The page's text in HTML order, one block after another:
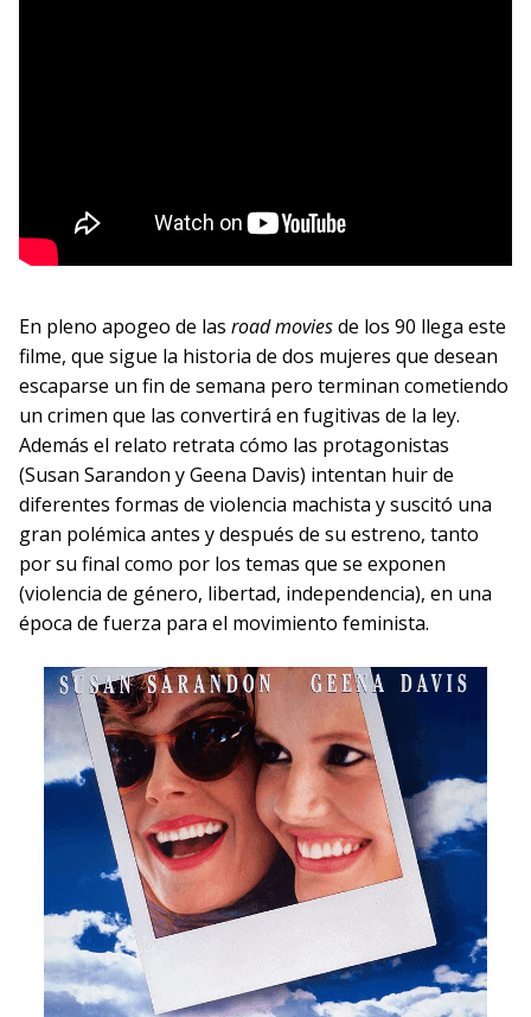
En pleno apogeo de las road moviesde los 90 llega este
filme, que sigue la historia de dos mujeres que desean
escaparse un fin de semana pero terminan cometiendo
un crimen que las convertirá en fugitivas de la ley.
Además el relato retrata cómo las protagonistas
(Susan Sarandon y Geena Davis) intentan huir de
diferentes formas de violencia machista y suscitó una
gran polémica antes y después de su estreno, tanto
por su final como por los temas que se exponen
(violencia de género, libertad, independencia), en una
época de fuerza para el movimiento feminista.